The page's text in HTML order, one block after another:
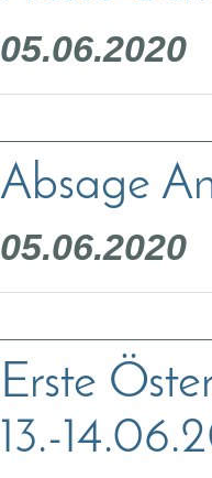
05.06.2020
Absage
05.06.2020
Erste
13.-